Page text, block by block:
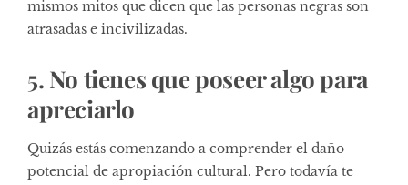
mismos mitos que dicen que las personas negras son
atrasadas e incivilizadas.
5. No tienes que poseer algo para
apreciarlo
Quizás estás comenzando a comprender el daño
potencial de apropiación cultural. Pero todavía te